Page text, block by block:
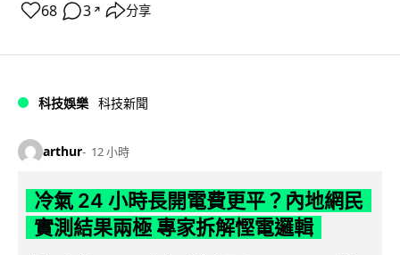
68 3 ↗ 分享
科技娛樂 科技新聞
arthur 12 小時
冷氣 24 小時長開電費更平？內地網民
實測結果兩極 專家拆解慳電邏輯